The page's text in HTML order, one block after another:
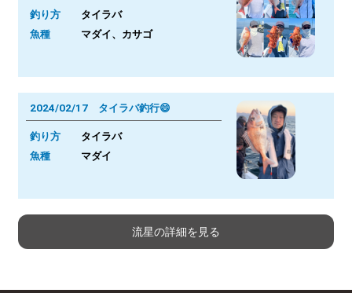
釣り方 タイラバ
魚種 マダイ、カサゴ
2024/02/17 タイラバ釣行😄
釣り方 タイラバ
魚種 マダイ
流星の詳細を見る